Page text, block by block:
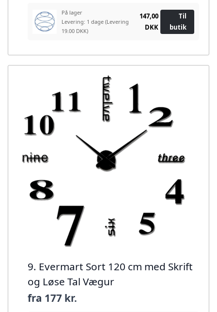
På lager
Levering: 1 dage (Levering
19.00 DKK)
147,00
DKK
Til
butik
9. Evermart Sort 120 cm med Skrift
og Løse Tal Vægur
fra 177 kr.